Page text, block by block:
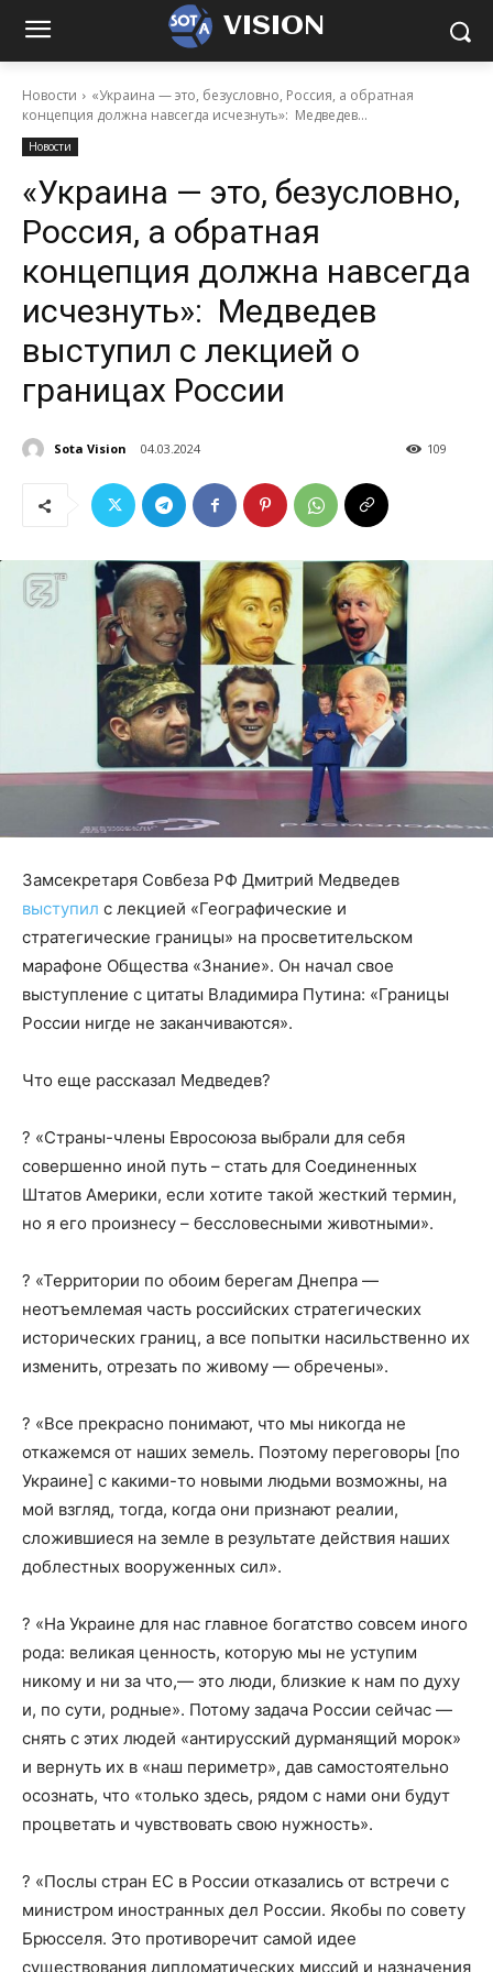
VISION
Новости
«Украина — это, безусловно, Россия, а обратная
концепция должна навсегда исчезнуть»: Медведев...
Новости
«Украина — это, безусловно,
Россия, а обратная
концепция должна навсегда
исчезнуть»: Медведев
выступил с лекцией о
границах России
Sota Vision 04.03.2024 109
Замсекретаря Совбеза РФ Дмитрий Медведев
выступил с лекцией «Географические и
стратегические границы» на просветительском
марафоне Общества «Знание». Он начал свое
выступление с цитаты Владимира Путина: «Границы
России нигде не заканчиваются».
Что еще рассказал Медведев?
? «Страны-члены Евросоюза выбрали для себя
совершенно иной путь – стать для Соединенных
Штатов Америки, если хотите такой жесткий термин,
но я его произнесу – бессловесными животными».
? «Территории по обоим берегам Днепра —
неотъемлемая часть российских стратегических
исторических границ, а все попытки насильственно их
изменить, отрезать по живому — обречены».
? «Все прекрасно понимают, что мы никогда не
откажемся от наших земель. Поэтому переговоры [по
Украине] с какими-то новыми людьми возможны, на
мой взгляд, тогда, когда они признают реалии,
сложившиеся на земле в результате действия наших
доблестных вооруженных сил».
? «На Украине для нас главное богатство совсем иного
рода: великая ценность, которую мы не уступим
никому и ни за что,— это люди, близкие к нам по духу
и, по сути, родные». Потому задача России сейчас —
снять с этих людей «антирусский дурманящий морок»
и вернуть их в «наш периметр», дав самостоятельно
осознать, что «только здесь, рядом с нами они будут
процветать и чувствовать свою нужность».
? «Послы стран ЕС в России отказались от встречи с
министром иностранных дел России. Якобы по совету
Брюсселя. Это противоречит самой идее
существования дипломатических миссий и назначения